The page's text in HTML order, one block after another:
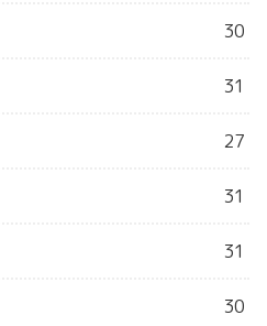
30
31
27
31
31
30